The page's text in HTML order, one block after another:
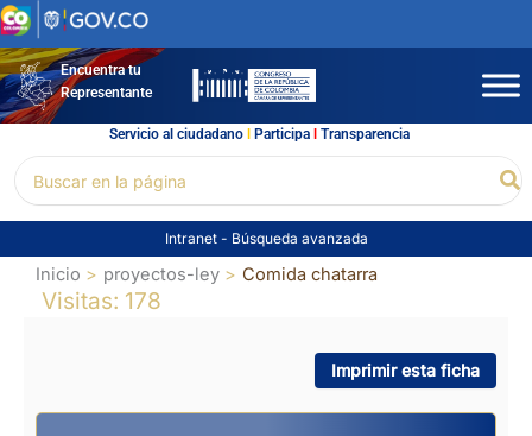
Ir
al
contenidoEncuentra tu
Representante
Servicio al ciudadano l Participal Transparencia
por:
Intranet - Búsqueda avanzada
Inicio proyectos-ley Comida chatarra
Visitas: 178
Imprimir esta ficha